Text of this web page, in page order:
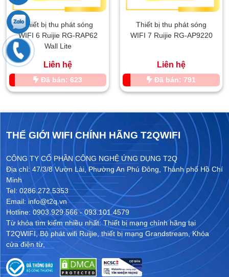
Thiết bị thu phát sóng
WIFI 6 Ruijie RG-RAP62
Wall Lite
Liên hệ
Đã bán: 623
Thiết bị thu phát sóng
WIFI 7 Ruijie RG-AP9220
Liên hệ
Đã bán: 791
THẾ GIỚI WIFI CHÍNH HÃNG T2QWIFI
CÔNG TY CỔ PHẦN CÔNG NGHỆ ỨNG DỤNG T2Q
Địa chỉ: 47/3/8 Vườn Lài, Phường An Phú Đông, Thành phố Hồ Chí
Minh
Tel: 0286.272.5353
Email: info@t2q.vn
Hotline: 0903.929.566 - 093.101.4579
Từ khóa tìm kiếm nhiều nhất:Thiết bị mạng chính hãng tại
T2QWIFI,Bộ phát wifi Ruijie,thiết bị mạng Grandstream,Khóa
cửa điện từ,